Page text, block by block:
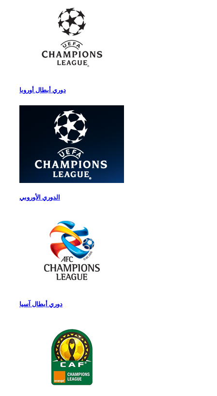
دوري أبطال أوروبا
الدوري الأوروبي
دوري أبطال آسيا